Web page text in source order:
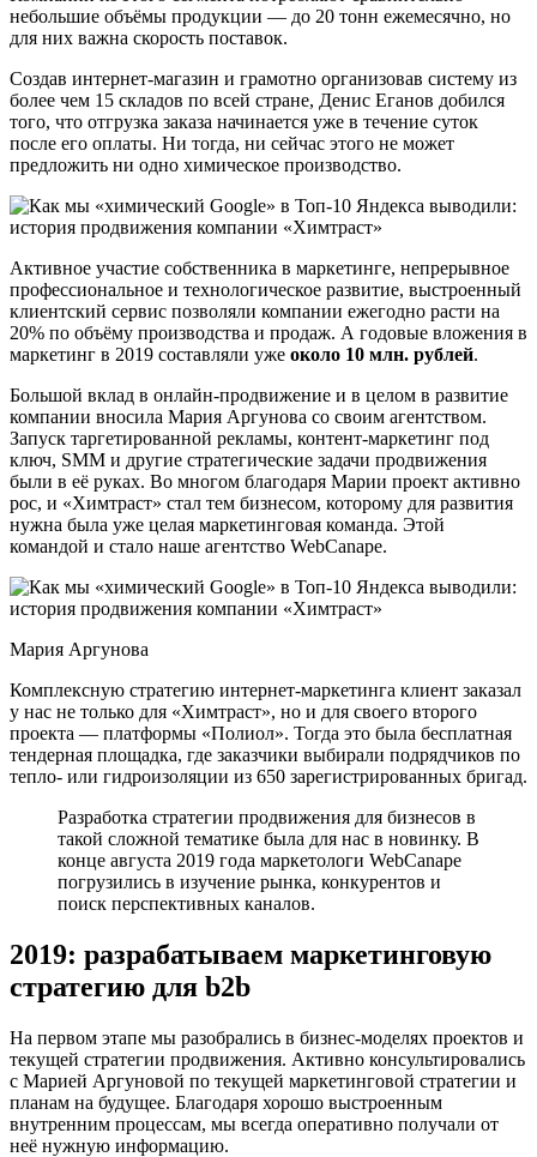
небольшие объёмы продукции — до 20 тонн ежемесячно, но
для них важна скорость поставок.
Создав интернет-магазин и грамотно организовав систему из
более чем 15 складов по всей стране, Денис Еганов добился
того, что отгрузка заказа начинается уже в течение суток
после его оплаты. Ни тогда, ни сейчас этого не может
предложить ни одно химическое производство.
Активное участие собственника в маркетинге, непрерывное
профессиональное и технологическое развитие, выстроенный
клиентский сервис позволяли компании ежегодно расти на
20% по объёму производства и продаж. А годовые вложения в
маркетинг в 2019 составляли уже около 10 млн. рублей.
Большой вклад в онлайн-продвижение и в целом в развитие
компании вносила Мария Аргунова со своим агентством.
Запуск таргетированной рекламы, контент-маркетинг под
ключ, SMM и другие стратегические задачи продвижения
были в её руках. Во многом благодаря Марии проект активно
рос, и «Химтраст» стал тем бизнесом, которому для развития
нужна была уже целая маркетинговая команда. Этой
командой и стало наше агентство WebCanape.
Мария Аргунова
Комплексную стратегию интернет-маркетинга клиент заказал
у нас не только для «Химтраст», но и для своего второго
проекта — платформы «Полиол». Тогда это была бесплатная
тендерная площадка, где заказчики выбирали подрядчиков по
тепло- или гидроизоляции из 650 зарегистрированных бригад.
Разработка стратегии продвижения для бизнесов в
такой сложной тематике была для нас в новинку. В
конце августа 2019 года маркетологи WebCanape
погрузились в изучение рынка, конкурентов и
поиск перспективных каналов.
2019: разрабатываем маркетинговую
стратегию для b2b
На первом этапе мы разобрались в бизнес-моделях проектов и
текущей стратегии продвижения. Активно консультировались
с Марией Аргуновой по текущей маркетинговой стратегии и
планам на будущее. Благодаря хорошо выстроенным
внутренним процессам, мы всегда оперативно получали от
неё нужную информацию.